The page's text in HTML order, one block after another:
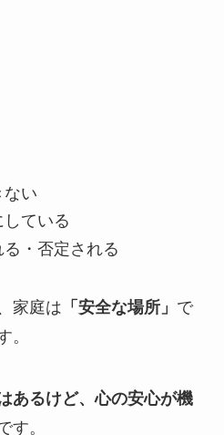
ない
ている
・否定される
家庭は 「安全な場所」 で
。
あるけど、心の安心が機
す。